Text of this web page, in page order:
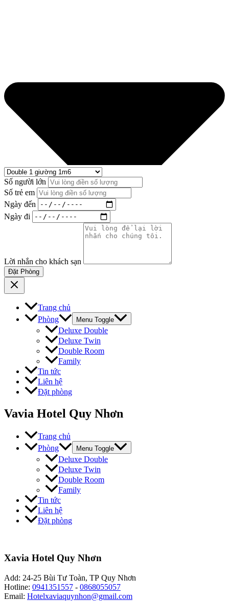
Số người lớn
Số trẻ em
Ngày đến
Ngày đi
Lời nhắn cho khách sạn
Đặt Phòng
Trang chủ
Phòng
Menu Toggle
Deluxe Double
Deluxe Twin
Double Room
Family
Tin tức
Liên hệ
Đặt phòng
Vavia Hotel Quy Nhơn
Trang chủ
Phòng
Menu Toggle
Deluxe Double
Deluxe Twin
Double Room
Family
Tin tức
Liên hệ
Đặt phòng
Xavia Hotel Quy Nhơn
Add: 24-25 Bùi Tư Toàn, TP Quy Nhơn
Hotline: 0941351557 - 0868055057
Email: Hotelxaviaquynhon@gmail.com